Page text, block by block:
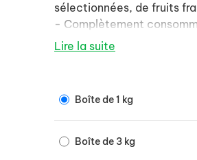
sélectionnées, de fruits
- Complètement
- Contient du Florastimul
Lire la suite
Boîte de 1 kg
Boîte de 3 kg